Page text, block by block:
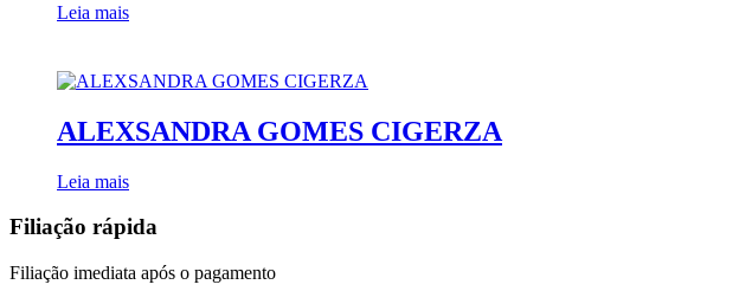
Leia mais
ALEXSANDRA GOMES CIGERZA
Leia mais
Filiação rápida
Filiação imediata após o pagamento